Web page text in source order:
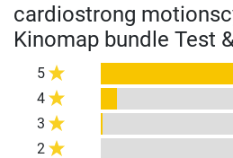
cardiostrong
Kinomap bundle Test
5
4
3
2